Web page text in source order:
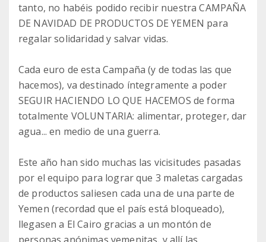
tanto, no habéis podido recibir nuestra CAMPAÑA
DE NAVIDAD DE PRODUCTOS DE YEMEN para
regalar solidaridad y salvar vidas.
Cada euro de esta Campaña (y de todas las que
hacemos), va destinado íntegramente a poder
SEGUIR HACIENDO LO QUE HACEMOS de forma
totalmente VOLUNTARIA: alimentar, proteger, dar
agua... en medio de una guerra.
Este año han sido muchas las vicisitudes pasadas
por el equipo para lograr que 3 maletas cargadas
de productos saliesen cada una de una parte de
Yemen (recordad que el país está bloqueado),
llegasen a El Cairo gracias a un montón de